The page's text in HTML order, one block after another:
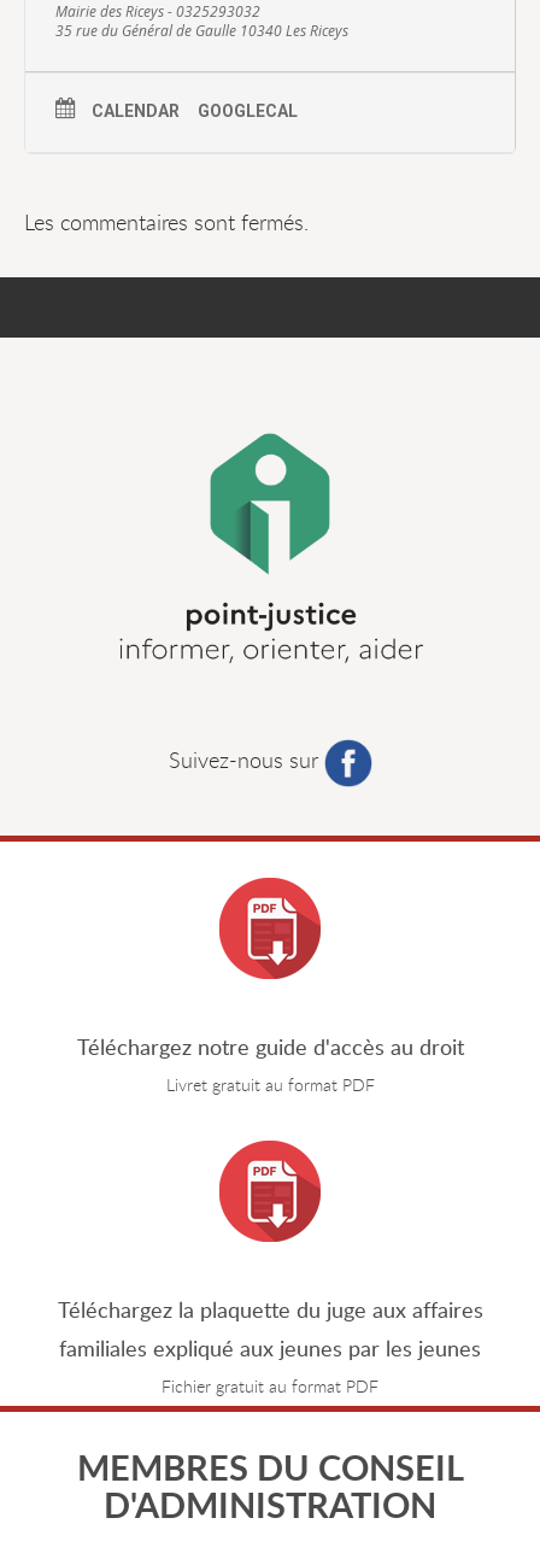
Mairie des Riceys - 0325293032
35 rue du Général de Gaulle 10340 Les Riceys
CALENDAR GOOGLECAL
Les commentaires sont fermés.
Suivez-nous sur
Téléchargez notre guide d'accès au droit
Livret gratuit au format PDF
Téléchargez la plaquette du juge aux affaires
familiales expliqué aux jeunes par les jeunes
Fichier gratuit au format PDF
MEMBRES DU CONSEIL
D'ADMINISTRATION